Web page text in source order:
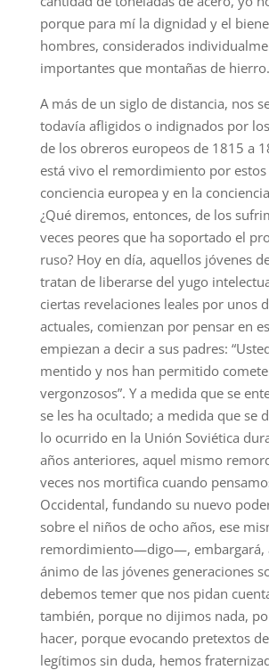
porque para mí la dignidad y el
hombres, considerados
importantes que montañas de hierro.
A más de un siglo de distancia, nos
todavía afligidos o indignados por
de los obreros europeos de 1815 a
está vivo el remordimiento por estos
conciencia europea y en la
¿Qué diremos, entonces, de los
veces peores que ha soportado el
ruso? Hoy en día, aquellos jóvenes
tratan de liberarse del yugo
ciertas revelaciones leales por unos
actuales, comienzan por pensar en
empiezan a decir a sus padres:
mentido y nos han permitido
vergonzosos”. Y a medida que se
se les ha ocultado; a medida que se
lo ocurrido en la Unión Soviética
años anteriores, aquel mismo
veces nos mortifica cuando
Occidental, fundando su nuevo
sobre el niños de ocho años, ese
remordimiento—digo—, embargará,
ánimo de las jóvenes generaciones
debemos temer que nos pidan
también, porque no dijimos nada,
hacer, porque evocando pretextos
legítimos sin duda, hemos